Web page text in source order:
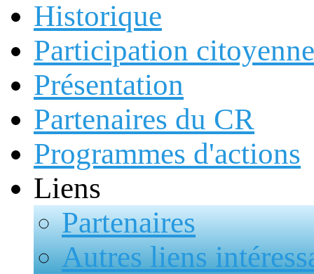
Historique
Participation citoyenne
Présentation
Partenaires du CR
Programmes d'actions
Liens
Partenaires
Autres liens